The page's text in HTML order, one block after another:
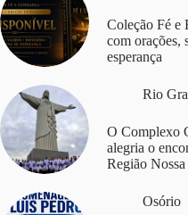
Coleção Fé e
com orações,
esperança
Rio
O Complexo
alegria o
Região
Osório